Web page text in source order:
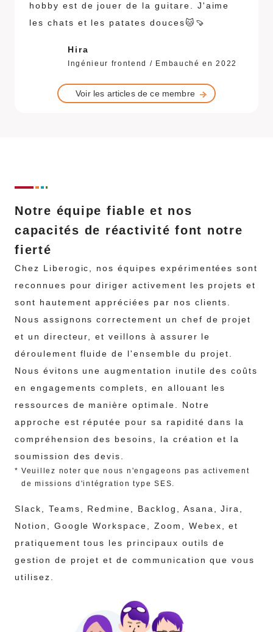
hobby est de jouer de la guitare. J'aime
les chats et les patates douces🐱🍠
Hira
Ingénieur frontend / Embauché en 2022
Voir les articles de ce membre
Notre équipe fiable et nos
capacités de réactivité font notre
fierté
Chez Liberogic, nos équipes expérimentées sont
reconnues pour diriger activement les projets et
sont hautement appréciées par nos clients.
Nous assignons correctement un chef de projet
et un directeur, et veillons à assurer le
déroulement fluide de l'ensemble du projet.
Nous évitons une augmentation inutile des coûts
en engagements complets, en allouant les
ressources de manière optimale. Notre
approche est réputée pour sa rapidité dans la
compréhension des besoins, la création et la
soumission des devis.
* Veuillez noter que nous n'engageons pas activement
de missions d'intégration type SES.
Slack, Teams, Redmine, Backlog, Asana, Jira,
Notion, Google Workspace, Zoom, Webex, et
pratiquement tous les principaux outils de
gestion de projet et de communication que vous
utilisez.